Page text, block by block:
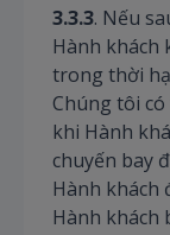
3.3.3. Nếu
Hành khách
trong thời
Chúng tôi
khi Hành
chuyến bay
Hành khách
Hành khách